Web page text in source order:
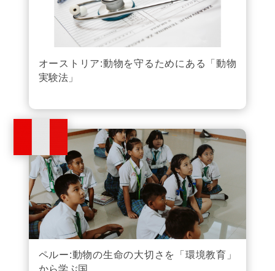
オーストリア:動物を守るためにある「動物
実験法」
ペルー:動物の生命の大切さを「環境教育」
から学ぶ国